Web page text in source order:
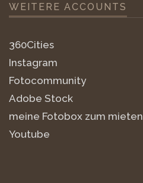
WEITERE ACCOUNTS
360Cities
Instagram
Fotocommunity
Adobe Stock
meine Fotobox zum mieten
Youtube